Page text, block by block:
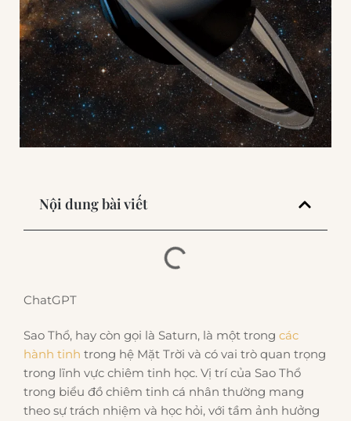
Nội dung bài viết
ChatGPT
Sao Thổ, hay còn gọi là Saturn, là một trong các
hành tinh trong hệ Mặt Trời và có vai trò quan trọng
trong lĩnh vực chiêm tinh học. Vị trí của Sao Thổ
trong biểu đồ chiêm tinh cá nhân thường mang
theo sự trách nhiệm và học hỏi, với tầm ảnh hưởng